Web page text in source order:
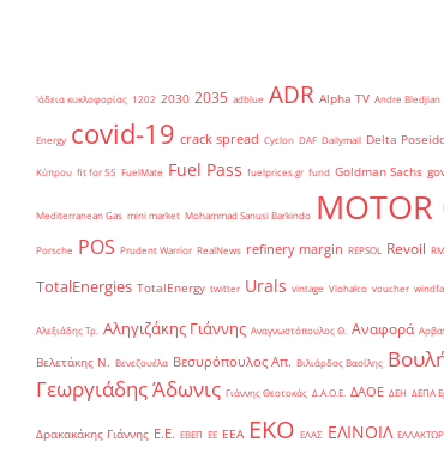
'άδεια κυκλοφορίας 1202 2030 2035 adblue ADR Alpha TV Andre Bledjian
Energy covid-19 crack spread Cyclon DAF Dailymail Delta
Κύπρου fit for 55 FuelMate Fuel Pass fuelprices.gr fund Goldman Sachs
Mediterranean Gas mini market Mohammad Sanusi Barkindo MOTOR
Porsche POS Prudent Warrior RealNews refinery margin REPSOL Revoil
TotalEnergies TotalEnergy twitter Urals vintage Viohalco voucher
Αλεξιάδης Τρ. Αληγιζάκης Γιάννης Αναγνωστόπουλος Θ. Αναφορά
Βελετάκης Ν. Βενεζουέλα Βεσυρόπουλος Απ. Βιλιάρδος Βασίλης
Γεωργιάδης Άδωνις Γιάννης Θεοτοκάς Δ.Α.Ο.Ε. ΔΑΟΕ ΔΕΗ ΔΕΠΑ
Δρακακάκης Γιάννης Ε.Ε. ΕΒΕΠ ΕΕ ΕΕΑ ΕΚΟ ΕΛΑΣ ΕΛΙΝΟΙΛ ΕΛΛΑΚΤΩΡ